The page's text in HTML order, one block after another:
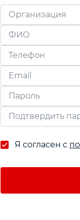
Организация
ФИО
Телефон
Email
Пароль
Пароль должен содержать
Подтвердить
Я согласен с